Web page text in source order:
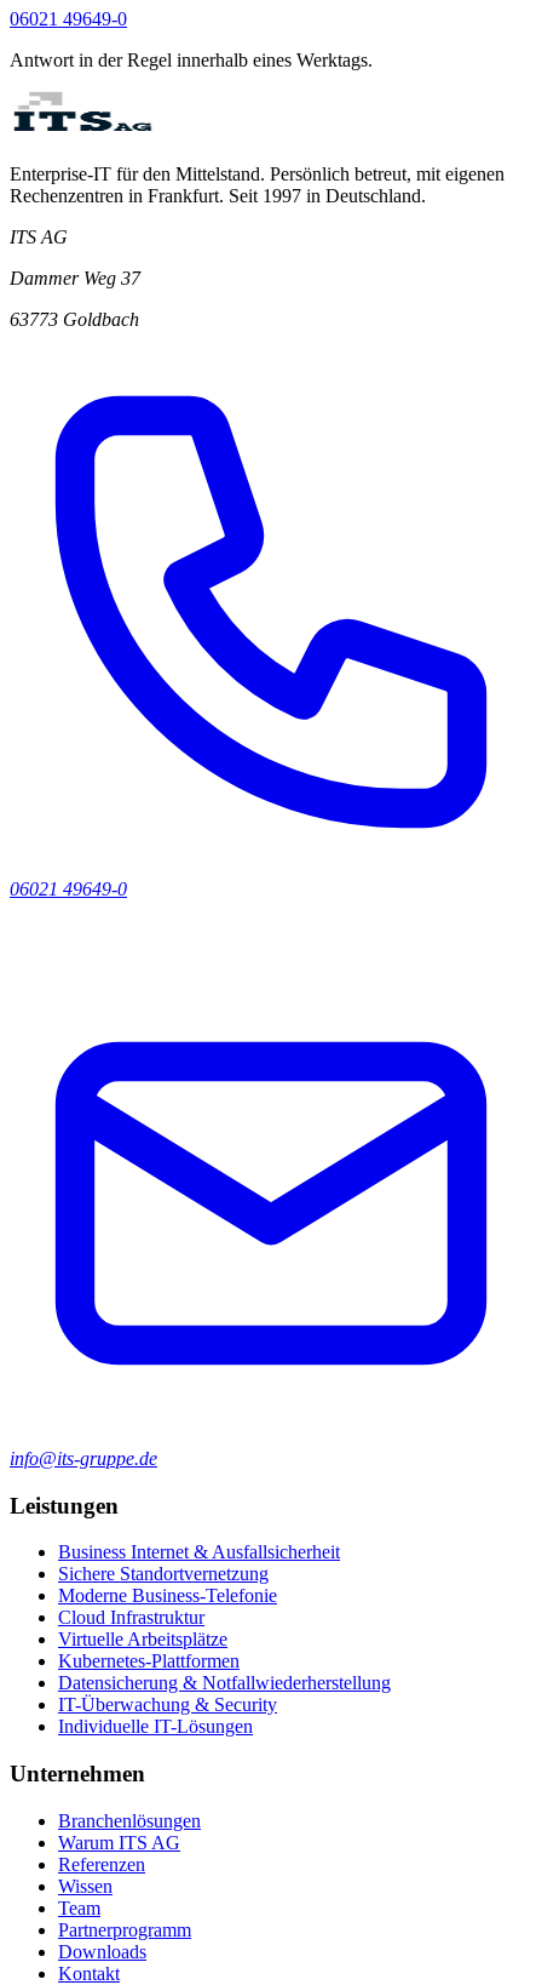
06021 49649-0
Antwort in der Regel innerhalb eines Werktags.
Enterprise-IT für den Mittelstand. Persönlich betreut, mit eigenen
Rechenzentren in Frankfurt. Seit 1997 in Deutschland.
ITS AG
Dammer Weg 37
63773 Goldbach
06021 49649-0
info@its-gruppe.de
Leistungen
Business Internet & Ausfallsicherheit
Sichere Standortvernetzung
Moderne Business-Telefonie
Cloud Infrastruktur
Virtuelle Arbeitsplätze
Kubernetes-Plattformen
Datensicherung & Notfallwiederherstellung
IT-Überwachung & Security
Individuelle IT-Lösungen
Unternehmen
Branchenlösungen
Warum ITS AG
Referenzen
Wissen
Team
Partnerprogramm
Downloads
Kontakt